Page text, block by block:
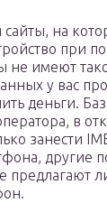
сайты, на
при
не имеют
у вас
деньги.
в
занести
другие
предлагают